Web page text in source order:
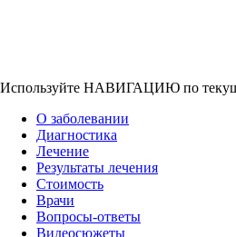
Используйте НАВИГАЦИЮ по
О заболевании
Диагностика
Лечение
Результаты лечения
Стоимость
Врачи
Вопросы-ответы
Видеосюжеты